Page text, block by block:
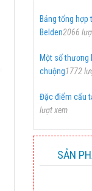
Bảng tổng
Belden2066
Một số thương
chuộng1772
Đặc điểm cấu
lượt xem
SẢN